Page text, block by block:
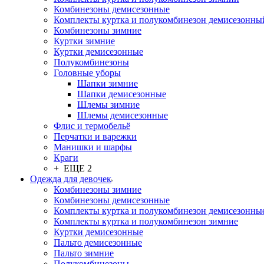
Комбинезоны демисезонные
Комплекты куртка и полукомбинезон
Комбинезоны зимние
Куртки зимние
Куртки демисезонные
Полукомбинезоны
Головные уборы
Шапки зимние
Шапки демисезонные
Шлемы зимние
Шлемы демисезонные
Флис и термобельё
Перчатки и варежки
Манишки и шарфы
Краги
+ ЕЩЕ 2
Одежда для девочек
Комбинезоны зимние
Комбинезоны демисезонные
Комплекты куртка и полукомбинезон
Комплекты куртка и полукомбинезон зимние
Куртки демисезонные
Пальто демисезонные
Пальто зимние